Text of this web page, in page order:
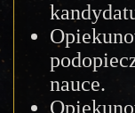
nauce.